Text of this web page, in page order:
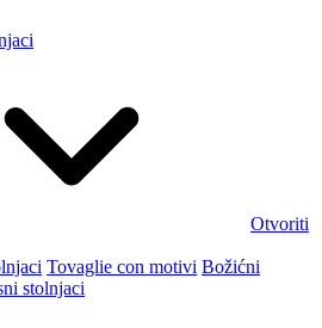
Otvoriti
Tovaglie con motivi Božićni
stolnjaci